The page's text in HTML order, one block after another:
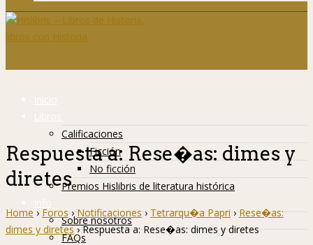
Inicio
Libros
Calificaciones
Ficción
No ficción
Premios Hislibris de literatura histórica
Info
Sobre nosotros
FAQs
Respuesta a: Rese�as: dimes y
diretes
Home › Foros › Notificaciones › Tetrarqu�a Papri › Rese�as:
dimes y diretes › Respuesta a: Rese�as: dimes y diretes